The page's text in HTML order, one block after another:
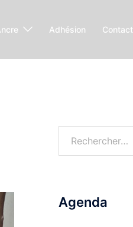
Adhésion Contact
Agenda